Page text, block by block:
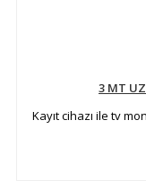
3 MT
Kayıt cihazı ile tv